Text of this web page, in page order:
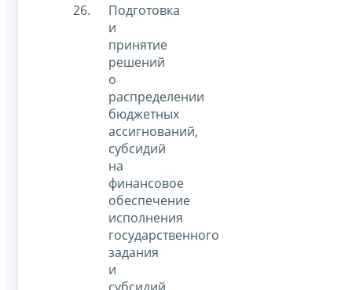
Подготовка
и
принятие
решений
о
распределении
бюджетных
ассигнований,
субсидий
на
финансовое
обеспечение
исполнения
государственного
задания
и
субсидий